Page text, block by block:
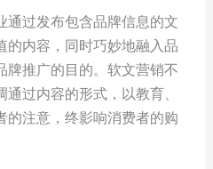
通过发布包含品牌信息的文
的内容，同时巧妙地融入品
牌推广的目的。软文营销不
过内容的形式，以教育、
的注意，终影响消费者的购